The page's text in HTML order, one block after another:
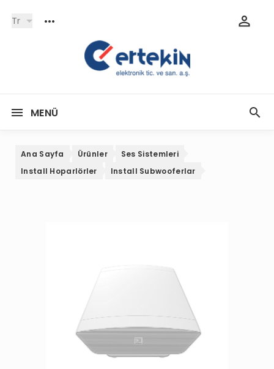
Tr
MENÜ
Ana Sayfa Ürünler
Ses Sistemleri
Install Hoparlörler
Install Subwooferlar